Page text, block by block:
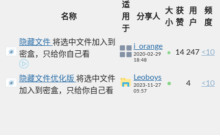
名称
适
用
于
分享人
大
小
获
赞
用
户
频
度
隐藏文件 将选中文件加入到
密盒，只给你自己看
i_orange
2020-02-29
18:48
14 247 <10
隐藏文件优化版 将选中文件
加入到密盒，只给你自己看
Leoboys
2023-11-27
05:57
4 <10